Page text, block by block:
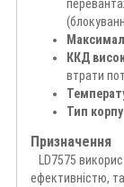
ККД
втрати
Тип
Призначення
LD7575
ефективністю,